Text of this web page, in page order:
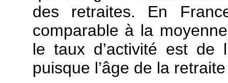
des retraites. En
comparable à la
le taux d’activité est de
puisque l’âge de la